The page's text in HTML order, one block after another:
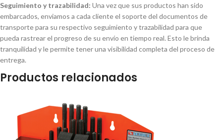
Seguimiento y trazabilidad: Una vez que sus productos han sido
embarcados, enviamos a cada cliente el soporte del documentos de
transporte para su respectivo seguimiento y trazabilidad para que
pueda rastrear el progreso de su envío en tiempo real. Esto le brinda
tranquilidad y le permite tener una visibilidad completa del proceso de
entrega.
Productos relacionados